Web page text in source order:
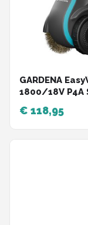
GARDENA
1800/18V P4A
€ 118,95